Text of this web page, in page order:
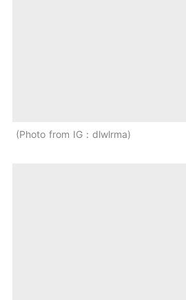
Photo from IG：dlwlrma